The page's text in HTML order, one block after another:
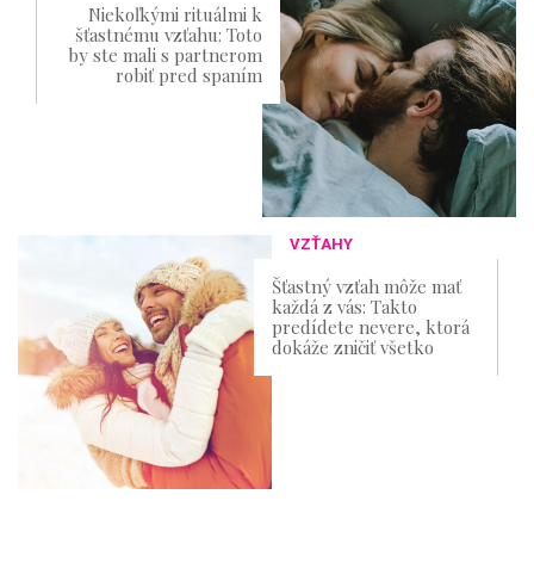
Niekoľkými rituálmi k
šťastnému vzťahu: Toto
by ste mali s partnerom
robiť pred spaním
VZŤAHY
Šťastný vzťah môže mať
každá z vás: Takto
predídete nevere, ktorá
dokáže zničiť všetko